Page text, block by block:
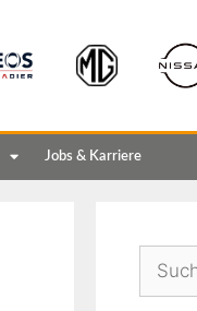
Jobs & Karriere